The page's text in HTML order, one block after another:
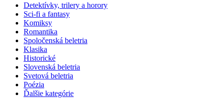
Detektívky, trilery a horory
Sci-fi a fantasy
Komiksy
Romantika
Spoločenská beletria
Klasika
Historické
Slovenská beletria
Svetová beletria
Poézia
Ďalšie kategórie